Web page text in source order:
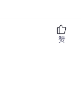
赞